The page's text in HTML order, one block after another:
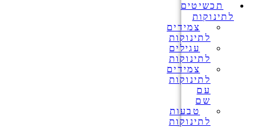
תכשיטים
לתינוקות
צמידים
לתינוקות
עגילים
לתינוקות
צמידים
לתינוקות
עם
שם
טבעות
לתינוקות